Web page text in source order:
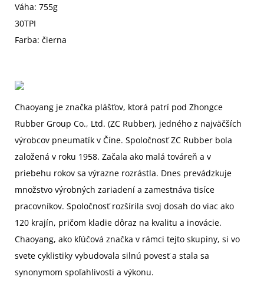
Váha: 755g
30TPI
Farba: čierna
Chaoyang je značka plášťov, ktorá patrí pod Zhongce
Rubber Group Co., Ltd. (ZC Rubber), jedného z najväčších
výrobcov pneumatík v Číne. Spoločnosť ZC Rubber bola
založená v roku 1958. Začala ako malá továreň a v
priebehu rokov sa výrazne rozrástla. Dnes prevádzkuje
množstvo výrobných zariadení a zamestnáva tisíce
pracovníkov. Spoločnosť rozšírila svoj dosah do viac ako
120 krajín, pričom kladie dôraz na kvalitu a inovácie.
Chaoyang, ako kľúčová značka v rámci tejto skupiny, si vo
svete cyklistiky vybudovala silnú povesť a stala sa
synonymom spoľahlivosti a výkonu.